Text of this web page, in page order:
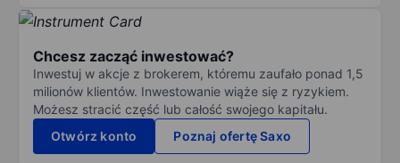
Chcesz zacząć inwestować?
Inwestuj w akcje z brokerem, któremu zaufało ponad 1,5
milionów klientów. Inwestowanie wiąże się z ryzykiem.
Możesz stracić część lub całość swojego kapitału.
Otwórz konto
Poznaj ofertę Saxo